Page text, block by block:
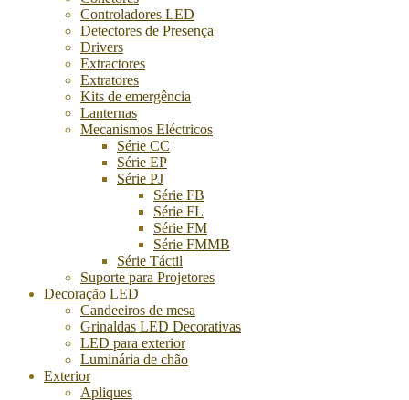
Controladores LED
Detectores de Presença
Drivers
Extractores
Extratores
Kits de emergência
Lanternas
Mecanismos Eléctricos
Série CC
Série EP
Série PJ
Série FB
Série FL
Série FM
Série FMMB
Série Táctil
Suporte para Projetores
Decoração LED
Candeeiros de mesa
Grinaldas LED Decorativas
LED para exterior
Luminária de chão
Exterior
Apliques